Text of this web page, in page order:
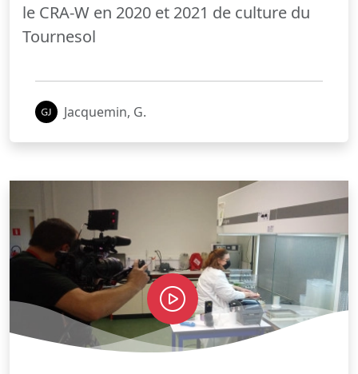
le CRA-W en 2020 et 2021 de culture du
Tournesol
Jacquemin, G.